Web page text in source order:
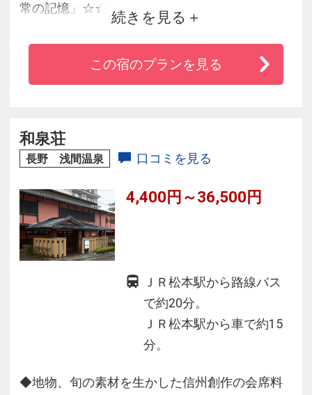
常の記憶」☆☆
☆国宝・松本城まで徒歩５分。観光に最適♪
☆湧水の大浴場で旅の疲れを癒します。
続きを見る
この宿のプランを見る
和泉荘
長野 浅間温泉 口コミを見る
4,400円～36,500円
ＪＲ松本駅から路線バス
で約20分。
ＪＲ松本駅から車で約15
分。
◆地物、旬の素材を生かした信州創作の会席料